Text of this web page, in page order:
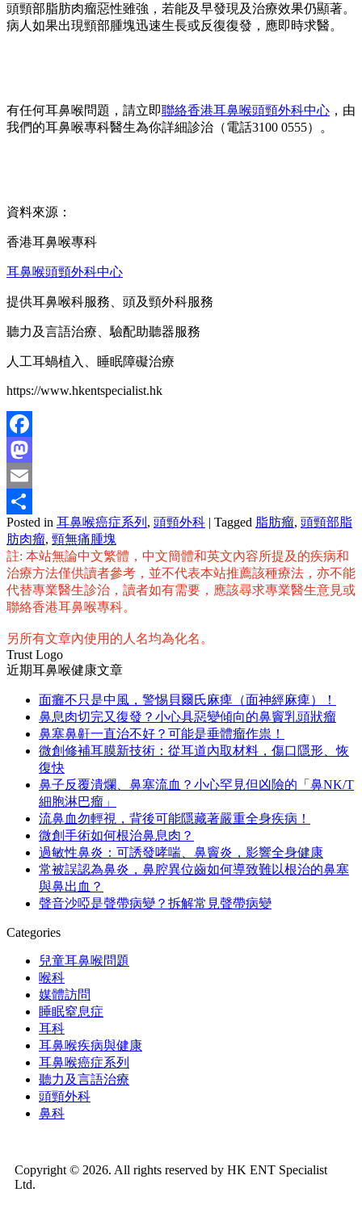
頭頸部脂肪肉瘤惡性雖強，若能及早發現及治療效果仍顯著。
病人如果出現頸部腫塊迅速生長或反復復發，應即時求醫。
有任何耳鼻喉問題，請立即聯絡香港耳鼻喉頭頸外科中心 ，由
我們的耳鼻喉專科醫生為你詳細診治（電話3100 0555）。
資料來源：
香港耳鼻喉專科
耳鼻喉頭頸外科中心
提供耳鼻喉科服務、頭及頸外科服務
聽力及言語治療、驗配助聽器服務
人工耳蝸植入、睡眠障礙治療
https://www.hkentspecialist.hk
Facebook
Mastodon
Email
分
享
Posted in 耳鼻喉癌症系列 , 頭頸外科 | Tagged 脂肪瘤, 頭頸部脂
肪肉瘤, 頸無痛腫塊
註: 本站無論中文繁體，中文簡體和英文內容所提及的疾病和
治療方法僅供讀者參考，並不代表本站推薦該種療法，亦不能
代替專業醫生診治，讀者如有需要，應該尋求專業醫生意見或
聯絡香港耳鼻喉專科。
另所有文章內使用的人名均為化名。
Trust Logo
近期耳鼻喉健康文章
面癱不只是中風，警惕貝爾氏麻痺（面神經麻痺）！
鼻息肉切完又復發？小心具惡變傾向的鼻竇乳頭狀瘤
鼻塞鼻鼾一直治不好？可能是垂體瘤作祟！
微創修補耳膜新技術：從耳道內取材料，傷口隱形、恢
復快
鼻子反覆潰爛、鼻塞流血？小心罕見但凶險的「鼻NK/T
細胞淋巴瘤」
流鼻血勿輕視，背後可能隱藏著嚴重全身疾病！
微創手術如何根治鼻息肉？
過敏性鼻炎：可誘發哮喘、鼻竇炎，影響全身健康
常被誤認為鼻炎，鼻腔異位齒如何導致難以根治的鼻塞
與鼻出血？
聲音沙啞是聲帶病變？拆解常見聲帶病變
Categories
兒童耳鼻喉問題
喉科
媒體訪問
睡眠窒息症
耳科
耳鼻喉疾病與健康
耳鼻喉癌症系列
聽力及言語治療
頭頸外科
鼻科
Copyright © 2026. All rights reserved by HK ENT Specialist
Ltd.